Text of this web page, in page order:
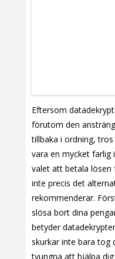
Eftersom
förutom den
tillbaka i ordning,
vara en mycket
valet att betala
inte precis det
rekommenderar.
slösa bort dina
betyder
skurkar inte bara tog
tvungna att hjälpa